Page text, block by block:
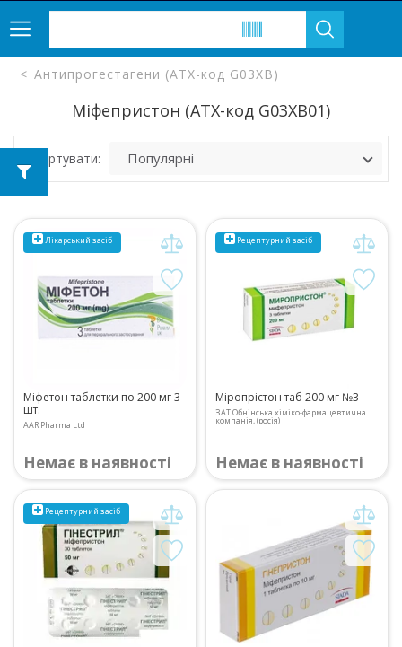
Антипрогестагени (ATX-код G03XB)
Міфепристон (ATX-код G03XB01)
Сортувати:
Лікарський засіб
Міфетон таблетки по 200 мг 3
шт.
AAR Pharma Ltd
Немає в наявності
Рецептурний засіб
Міропрістон таб 200 мг №3
ЗАТ Обнінська хіміко-фармацевтична
компанія, (росія)
Немає в наявності
Рецептурний засіб